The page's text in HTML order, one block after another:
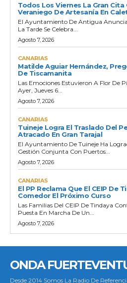
Todos Los Viernes La Gran Cita
Veraniego De Artesanía En
El Ayuntamiento De Antigua Anuncia
La Tarde Se Celebra...
Agosto 7, 2026
CANARIAS
Matilde Aguiar Hernández,
De Tiscamanita
Las Emociones Estuvieron A Flor De
Ayer, Jueves 6...
Agosto 7, 2026
CANARIAS
Tuineje Logra El Traslado Del
Atracado En Gran Tarajal
El Ayuntamiento De Tuineje Ha
Gestión Conjunta Con Puertos...
Agosto 7, 2026
CANARIAS
El PP Reclama Que El CEIP De
Comedor El Próximo Curso
Las Familias Del CEIP De Tindaya
Puesta En Marcha De Un...
Agosto 7, 2026
ONDA
Desde 2014 Somos La Radio De